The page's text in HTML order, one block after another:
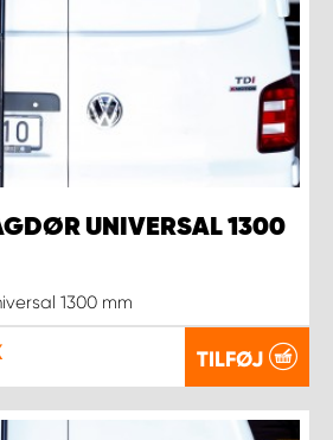
UNIVERSAL 1300
1300 mm
TILFØJ